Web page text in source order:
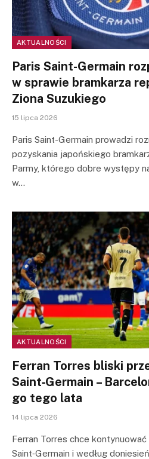
AKTUALNOŚCI
Paris Saint-Germain
w sprawie bramkarza
Ziona Suzukiego
15 lipca 2026
Paris Saint-Germain prowadzi
pozyskania japońskiego
Parmy, którego dobre występy
w…
AKTUALNOŚCI
Ferran Torres bliski
Saint‑Germain –
go tego lata
14 lipca 2026
Ferran Torres chce kontynuować
Saint‑Germain i według